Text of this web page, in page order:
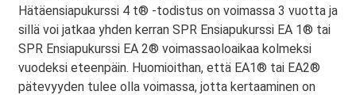
Hätäensiapukurssi 4 t® -todistus on voimassa 3 vuotta ja
sillä voi jatkaa yhden kerran SPR Ensiapukurssi EA 1® tai
SPR Ensiapukurssi EA 2® voimassaoloaikaa kolmeksi
vuodeksi eteenpäin. Huomioithan, että EA1® tai EA2®
pätevyyden tulee olla voimassa, jotta kertaaminen on